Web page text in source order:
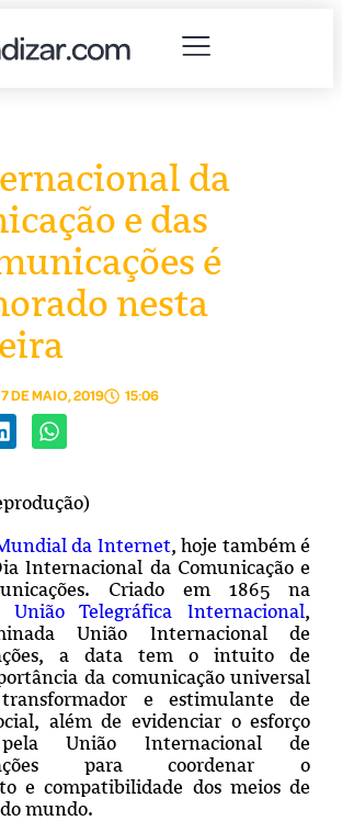
da
e das
é
nesta
DE MAIO, 2019 15:06
da Internet, hoje também é
Internacional da Comunicação e
Criado em 1865 na
União Telegráfica Internacional,
União Internacional de
a data tem o intuito de
da comunicação universal
e estimulante de
além de evidenciar o esforço
União Internacional de
para coordenar o
e compatibilidade dos meios de
mundo.